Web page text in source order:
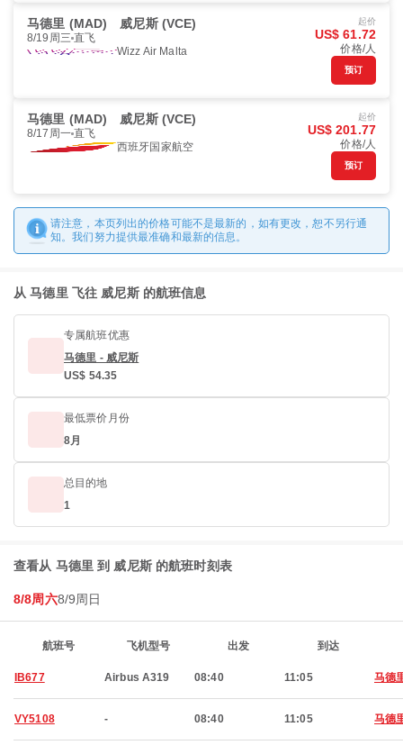
马德里 (MAD) 威尼斯 (VCE)
8/19周三 直飞
Wizz Air Malta
起价
US$ 61.72
价格/人
预订
马德里 (MAD) 威尼斯 (VCE)
8/17周一 直飞
西班牙国家航空
起价
US$ 201.77
价格/人
预订
请注意，本页列出的价格可能不是最新的，如有更改，恕不另行通
知。我们努力提供最准确和最新的信息。
从 马德里 飞往 威尼斯 的航班信息
专属航班优惠
马德里 - 威尼斯
US$ 54.35
最低票价月份
8月
总目的地
1
查看从 马德里 到 威尼斯 的航班时刻表
8/8周六8/9周日
航班号 飞机型号 出发 到达
IB677 Airbus A319 08:40 11:05 马德
VY5108 - 08:40 11:05 马德